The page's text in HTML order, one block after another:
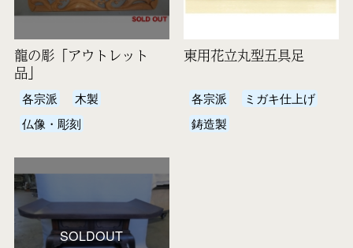
龍の彫「アウトレット
品」
各宗派
木製
仏像・彫刻
東用花立丸型五具足
各宗派
ミガキ仕上げ
鋳造製
SOLDOUT